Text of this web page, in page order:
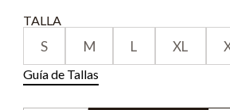
TALLA
S M L XL
Guía de Tallas